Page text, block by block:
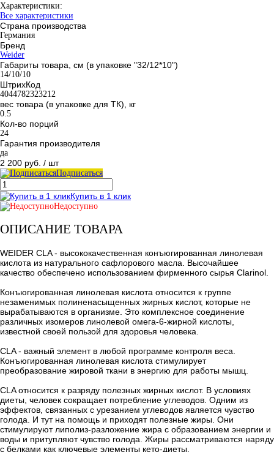
Характеристики:
Все характеристики
Страна производства
Германия
Бренд
Weider
Габариты товара, см (в упаковке "32/12*10")
14/10/10
ШтрихКод
4044782323212
вес товара (в упаковке для ТК), кг
0.5
Кол-во порций
24
Гарантия производителя
да
2 200 руб. / шт
Подписаться
Купить в 1 клик
Недоступно
ОПИСАНИЕ ТОВАРА
WEIDER CLA - высококачественная конъюгированная линолевая
кислота из натурального сафлорового масла. Высочайшее
качество обеспечено использованием фирменного сырья Clarinol.
Конъюгированная линолевая кислота относится к группе
незаменимых полиненасыщенных жирных кислот, которые не
вырабатываются в организме. Это комплексное соединение
различных изомеров линолевой омега-6-жирной кислоты,
известной своей пользой для здоровья человека.
СLA - важный элемент в любой программе контроля веса.
Конъюгированная линолевая кислота стимулирует
преобразование жировой ткани в энергию для работы мышц.
CLA относится к разряду полезных жирных кислот. В условиях
диеты, человек сокращает потребление углеводов. Одним из
эффектов, связанных с урезанием углеводов является чувство
голода. И тут на помощь и приходят полезные жиры. Они
стимулируют липолиз-разложение жира с образованием энергии и
воды и притупляют чувство голода. Жиры рассматриваются наряду
с белками как ключевые элементы кето-диеты.